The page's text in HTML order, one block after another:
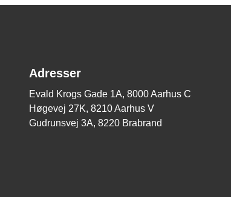
Adresser
Evald Krogs Gade 1A, 8000 Aarhus C
Høgevej 27K, 8210 Aarhus V
Gudrunsvej 3A, 8220 Brabrand